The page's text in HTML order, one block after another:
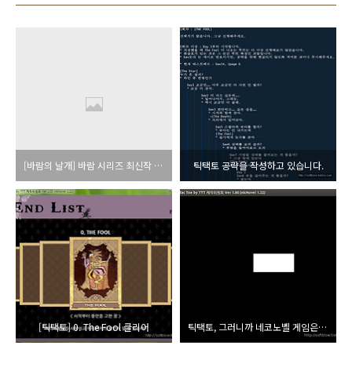
[바람의 날개] 바람 시리즈 최신작 등장 틱택토 공략을 작성하고 있습니다.
[틱택토] 0. The Fool 클리어 틱택토, 그러니까 네코노벨 게임은 Wine에서 정상 실행 불가능.